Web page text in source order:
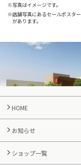
写真はイメージです。
店舗写真にあるセールポスタ
があります。
HOME
お知らせ
ショップ一覧